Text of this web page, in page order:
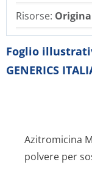
Risorse:
Foglio
GENERICS
Azitromicina
polvere per